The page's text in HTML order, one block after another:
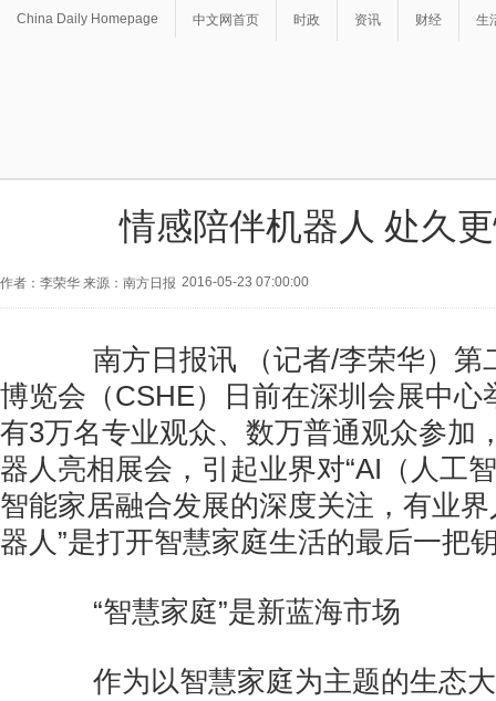
China Daily Homepage 中文网首页 时政 资讯 财经 生
情感陪伴机器人 处久
作者：李荣华 来源：南方日报 2016-05-23 07:00:00
南方日报讯 （记者/李荣华）第
博览会（CSHE）日前在深圳会展中心
有3万名专业观众、数万普通观众参加
器人亮相展会，引起业界对“AI（人工
智能家居融合发展的深度关注，有业
器人”是打开智慧家庭生活的最后一把
“智慧家庭”是新蓝海市场
作为以智慧家庭为主题的生态大